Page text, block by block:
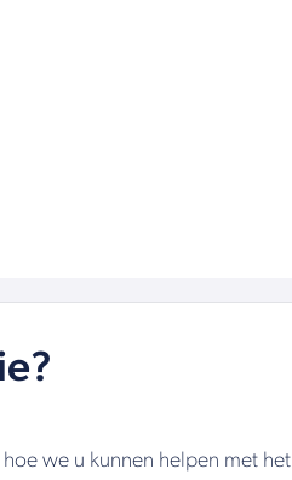
we u kunnen helpen met het